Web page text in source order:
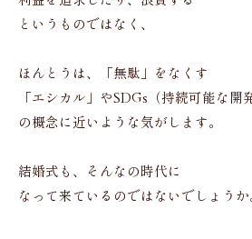
というものではなく、
ほんとうは、「無駄」をなくす
「エシカル」やSDGs（持続可能な開
の概念に近いような気がします。
結婚式も、そんなの時代に
なって来ているのではないでしょうか